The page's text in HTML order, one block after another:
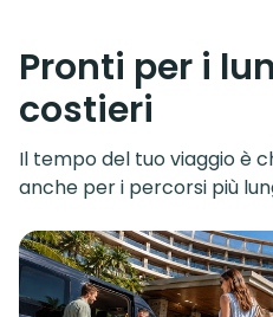
Pronti per i
costieri
Il tempo del tuo viaggio è
anche per i percorsi più